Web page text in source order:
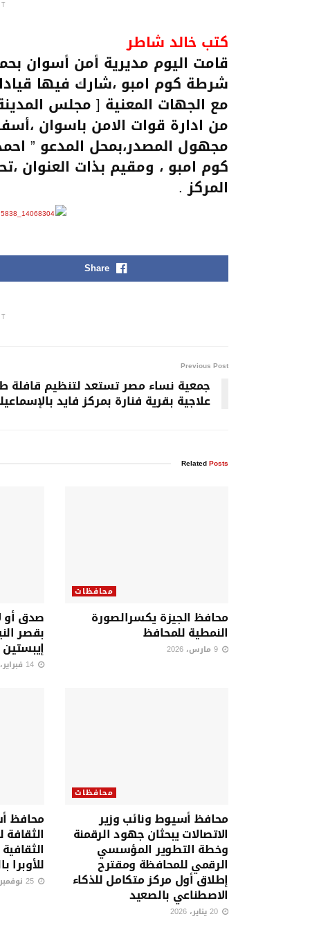
كتب خالد شاطر
قامت اليوم مديرية أمن أسوان
شرطة كوم امبو ،شارك فيها
مع الجهات المعنية [ مجلس
من ادارة قوات الامن باسوان
المركز .
Share
Previous Post
جمعية نساء مصر تستعد لتنظيم قافلة
علاجية بقرية فنارة بمركز فايد
RelatedPosts
محافظات
محافظ الجيزة يكسرالصورة
النمطية للمحافظ
صدق أو
بقصر
محافظات
محافظ أسيوط ونائب وزير
الاتصالات يبحثان جهود الرقمنة
وخطة التطوير المؤسسي
الرقمي للمحافظة ومقترح
إطلاق أول مركز متكامل للذكاء
الاصطناعي بالصعيد
محافظ
الثقافة
للأوبرا